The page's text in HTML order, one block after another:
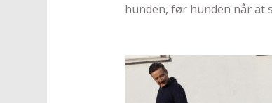
hunden, før hunden når at